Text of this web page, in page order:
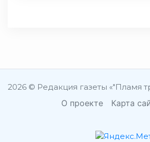
2026 © Редакция газеты «"Пламя
О проекте Карта